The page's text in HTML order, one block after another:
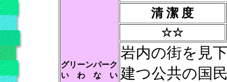
グリーンパーク
い わ な い
清 潔 度
☆☆
岩内の街を見
建つ公共の国